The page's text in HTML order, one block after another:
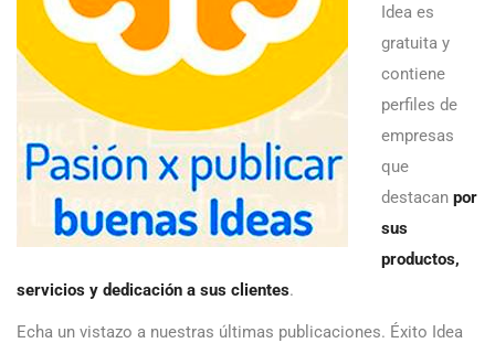
Idea es
gratuita y
contiene
perfiles de
empresas
que
destacan por
sus
productos,
servicios y dedicación a sus clientes.
Echa un vistazo a nuestras últimas publicaciones. Éxito Idea